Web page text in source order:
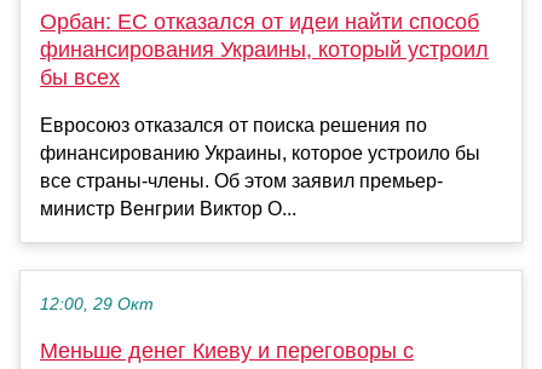
Орбан: ЕС отказался от идеи найти способ
финансирования Украины, который устроил
бы всех
Евросоюз отказался от поиска решения по
финансированию Украины, которое устроило бы
все страны-члены. Об этом заявил премьер-
министр Венгрии Виктор О...
12:00, 29 Окт
Меньше денег Киеву и переговоры с